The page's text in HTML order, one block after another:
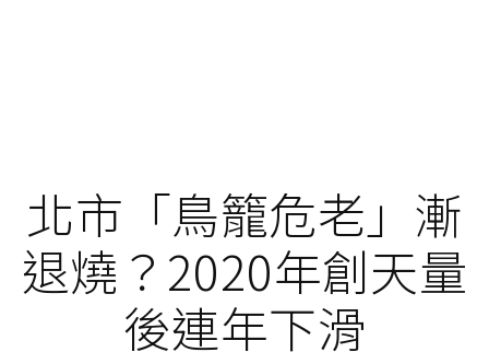
北市「鳥籠危老」漸
退燒？2020年創天量
後連年下滑